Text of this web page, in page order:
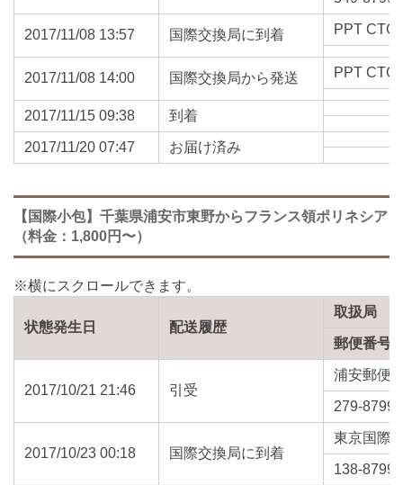
2017/11/08 13:57 国際交換局に到着 PPT CTC
2017/11/08 14:00 国際交換局から発送 PPT CTC
2017/11/15 09:38 到着
2017/11/20 07:47 お届け済み
【国際小包】千葉県浦安市東野からフランス領ポリネシア
（料金：1,800円〜）
状態発生日 配送履歴
取扱局
郵便番号
2017/10/21 21:46 引受
浦安郵便
279-8799
2017/10/23 00:18 国際交換局に到着
東京国際
138-8799